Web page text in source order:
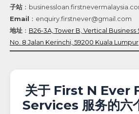
子站：
Email ：enquiry.firstnever@gmail.com
地址 ： B26-3A, Tower B, Vertical
No. 8 Jalan Kerinchi, 59200 Kuala Lumpur
关于 First N Ever
Services 服务的六